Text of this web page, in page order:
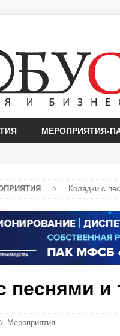
МЕРОПРИЯТИЯ-
> Колядки с
песнями и
Мероприятия